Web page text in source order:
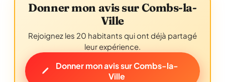
Donner mon avis sur Combs-la-
Ville
Rejoignez les 20 habitants qui ont déjà partagé
leur expérience.
Donner mon avis sur Combs-la-
Ville